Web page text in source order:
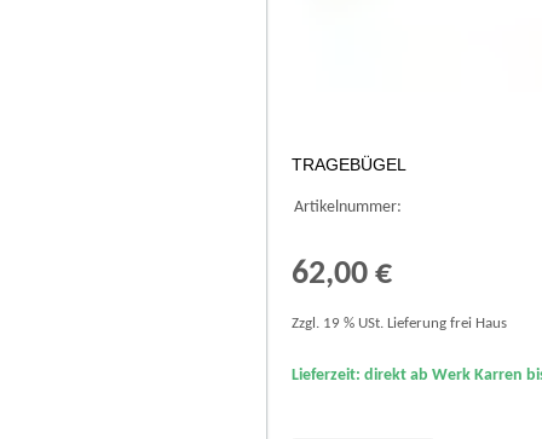
TRAGEBÜGEL
Artikelnummer:
62,00 €
Zzgl. 19 % USt. Lieferung frei Haus
Lieferzeit: direkt ab Werk Karren